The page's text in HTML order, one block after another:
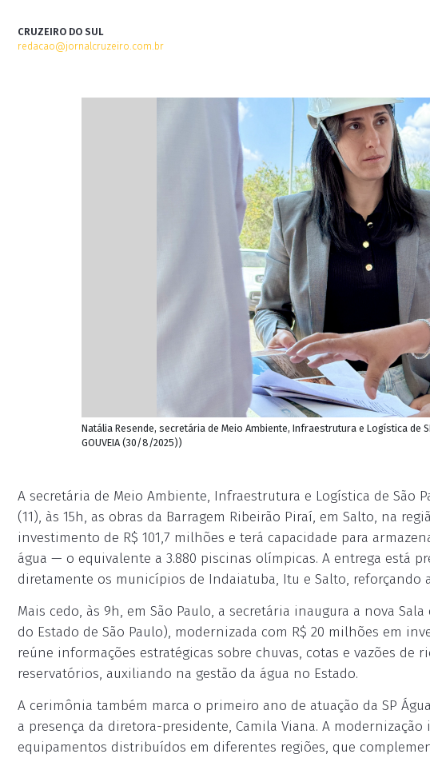
CRUZEIRO DO SUL
redacao@jornalcruzeiro.com.br
Natália Resende, secretária de Meio Ambiente, Infraestrutura e Logística de
GOUVEIA (30/8/2025))
A secretária de Meio Ambiente, Infraestrutura e Logística de São
(11), às 15h, as obras da Barragem Ribeirão Piraí, em Salto, na
investimento de R$ 101,7 milhões e terá capacidade para
água — o equivalente a 3.880 piscinas olímpicas. A entrega está
diretamente os municípios de Indaiatuba, Itu e Salto, reforçando
Mais cedo, às 9h, em São Paulo, a secretária inaugura a nova
do Estado de São Paulo), modernizada com R$ 20 milhões em
reúne informações estratégicas sobre chuvas, cotas e vazões de
reservatórios, auxiliando na gestão da água no Estado.
A cerimônia também marca o primeiro ano de atuação da SP
a presença da diretora-presidente, Camila Viana. A
equipamentos distribuídos em diferentes regiões, que